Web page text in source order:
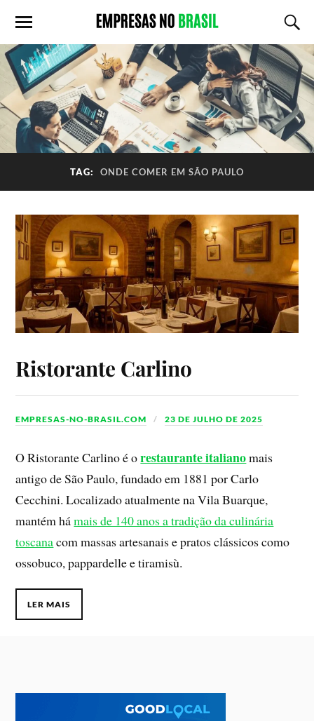
TAG: ONDE COMER EM SÃO PAULO
Ristorante Carlino
EMPRESAS-NO-BRASIL.COM 23 DE JULHO DE 2025
O Ristorante Carlino é orestaurante italianomais
antigo de São Paulo, fundado em 1881 por Carlo
Cecchini. Localizado atualmente na Vila Buarque,
mantém hámais de 140 anos a tradição da culinária
toscanacom massas artesanais e pratos clássicos como
ossobuco, pappardelle e tiramisù.
LER MAIS